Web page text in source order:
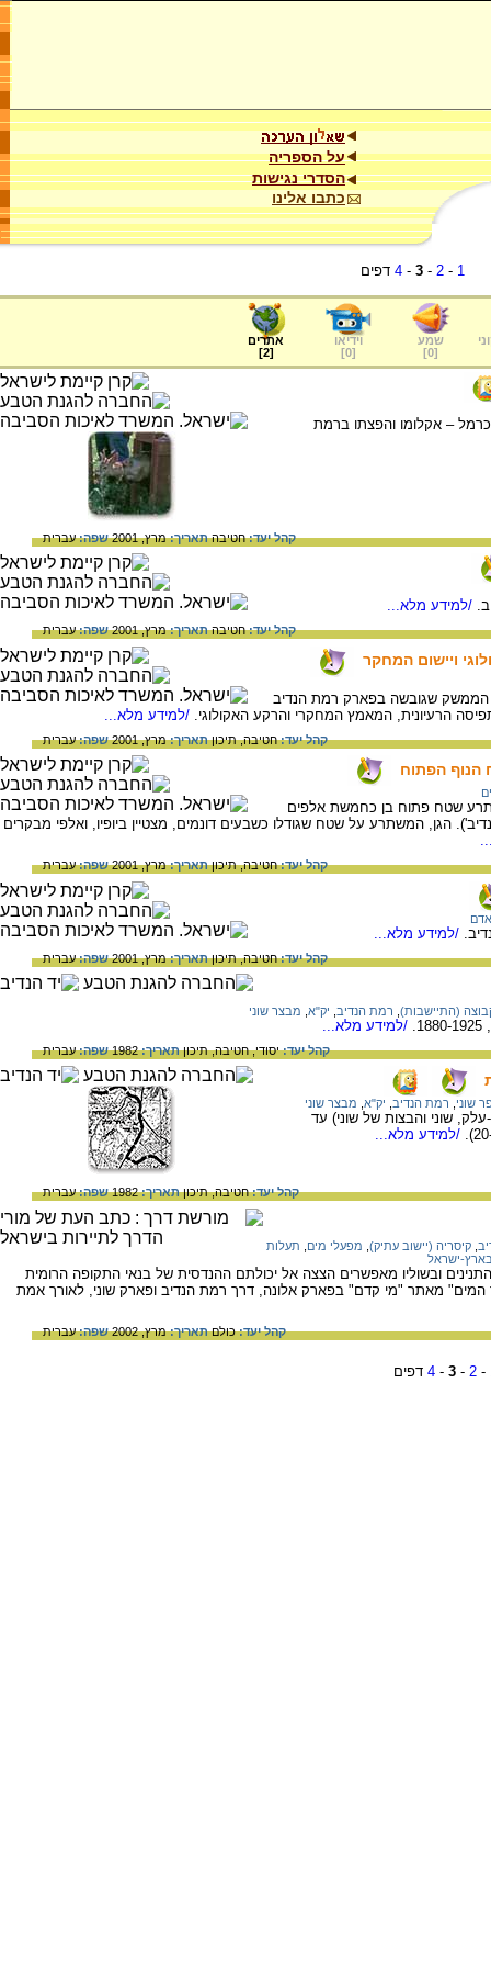
על הספריה
הסדרי נגישות
כתבו אלינו
1
-
2
-
3
-
4 דפים
שמע
[
0
]
וידיאו
[
0
]
אתרים
[
2
]
– אקלומו והפצתו ברמת
קהל יעד:חטיבהתאריך:מרץ, 2001 שפה:עברית
/למידע מלא...
קהל יעד:חטיבהתאריך:מרץ, 2001 שפה:עברית
ויישום המחקר
הממשק שגובשה בפארק רמת הנדיב
הרעיונית, המאמץ המחקרי והרקע האקולוגי. /למידע מלא...
קהל יעד:חטיבה,תיכוןתאריך:מרץ, 2001 שפה:עברית
הנוף הפתוח
שטח פתוח בן כחמשת אלפים
הגן, המשתרע על שטח שגודלו כשבעים דונמים, מצטיין ביופיו, ואלפי מבקרים
קהל יעד:חטיבה,תיכוןתאריך:מרץ, 2001 שפה:עברית
/למידע מלא...
קהל יעד:חטיבה,תיכוןתאריך:מרץ, 2001 שפה:עברית
(התיישבות) רמת הנדיב יק"א מבצר שוני
/למידע מלא...
קהל יעד:יסודי,חטיבה,תיכוןתאריך:1982 שפה:עברית
שוני רמת הנדיב יק"א מבצר שוני
שוני והבצות של שוני) עד
/למידע מלא...
קהל יעד:חטיבה,תיכוןתאריך:1982 שפה:עברית
קיסריה (יישוב עתיק) מפעלי מים
תעלות
בארץ-ישראל
ובשוליו מאפשרים הצצה אל יכולתם ההנדסית של בנאי התקופה הרומית
המים" מאתר "מי קדם" בפארק אלונה, דרך רמת הנדיב ופארק שוני, לאורך אמת
קהל יעד:כולםתאריך:מרץ, 2002 שפה:עברית
-
2
-
3
-
4 דפים